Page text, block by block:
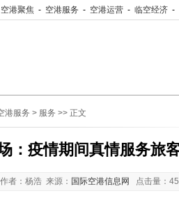
空港聚焦 - 空港服务 - 空港运营 - 临空经济 -
港服务 > 服务 >> 正文
：疫情期间真情服务旅
作者：杨浩 来源： 国际空港信息网 点击量：